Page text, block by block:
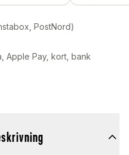
PostNord)
Apple Pay, kort, bank